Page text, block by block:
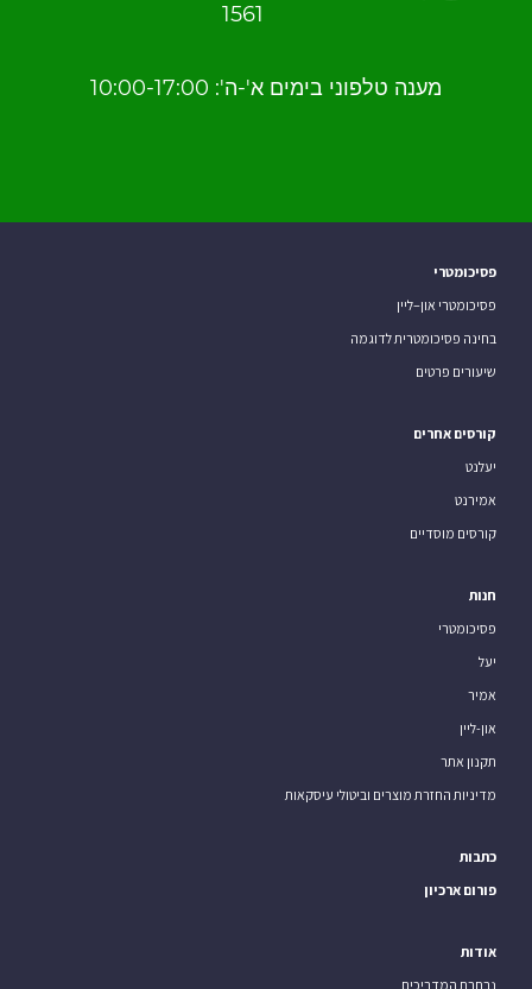
1561
מענה טלפוני בימים א'-ה': 10:00-17:00
פסיכומטרי
פסיכומטרי און–ליין
בחינה פסיכומטרית לדוגמה
שיעורים פרטים
קורסים אחרים
יעלנט
אמירנט
קורסים מוסדיים
חנות
פסיכומטרי
יעל
אמיר
און-ליין
תקנון אתר
מדיניות החזרת מוצרים וביטולי עיסקאות
כתבות
פורום ארכיון
אודות
נבחרת המדריכים